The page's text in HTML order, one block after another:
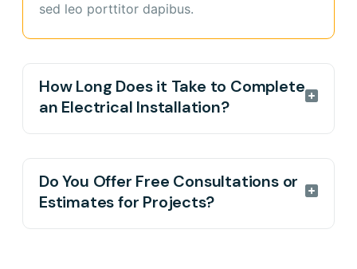
sed leo porttitor dapibus.
How Long Does it Take to Complete
an Electrical Installation?
adipiscing elit. Aenean commodo ligula eget
dolor. Aenean massad. Cum sociis natoque
penatibus et magnis parturient montes
Do You Offer Free Consultations or
Estimates for Projects?